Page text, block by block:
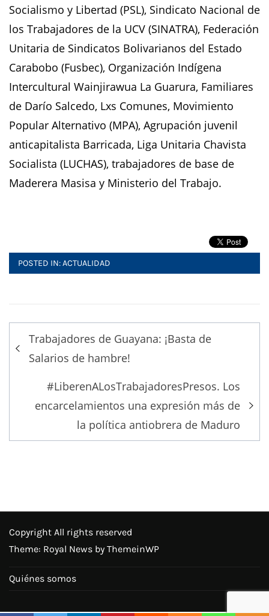
Socialismo y Libertad (PSL), Sindicato Nacional de
los Trabajadores de la UCV (SINATRA), Federación
Unitaria de Sindicatos Bolivarianos del Estado
Carabobo (Fusbec), Organización Indígena
Intercultural Wainjirawua La Guarura, Familiares
de Darío Salcedo, Lxs Comunes, Movimiento
Popular Alternativo (MPA), Agrupación juvenil
anticapitalista Barricada, Liga Unitaria Chavista
Socialista (LUCHAS), trabajadores de base de
Maderera Masisa y Ministerio del Trabajo.
POSTED IN:ACTUALIDAD
Post
navigation
Trabajadores de Guayana: ¡Basta de
Salarios de hambre!
#LiberenALosTrabajadoresPresos. Los
encarcelamientos una expresión más de
la política antiobrera de Maduro
Copyright All rights reserved
Theme: Royal News by ThemeinWP
Quiénes somos